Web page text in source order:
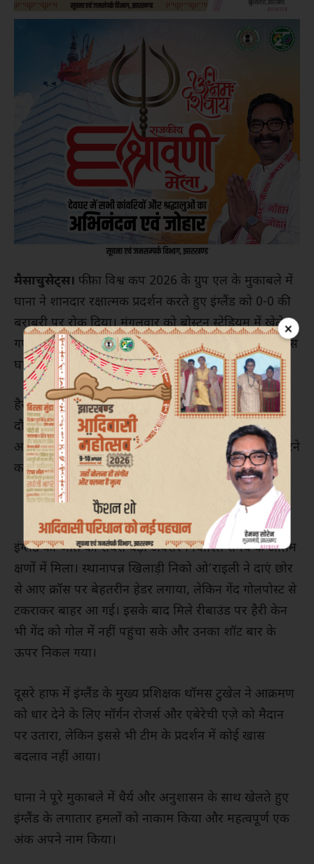
×
मैसाचुसेट्स। फीफा विश्व कप 2026 के ग्रुप एल के मुकाबले में
घाना ने शानदार रक्षात्मक प्रदर्शन करते हुए इंग्लैंड को 0-0 की
बराबरी पर रोक दिया। मंगलवार को बोस्टन स्टेडियम में खेले
गए इस मुकाबले में इंग्लैंड के स्टार खिलाड़ियों के लगातार प्रयास
घाना की मजबूत रक्षा पंक्ति के सामने बेअसर साबित हुए।
हैरी केन और जूड बेलिंगहम की अगुवाई में इंग्लैंड ने पूरे मैच के
दौरान आक्रामक खेल दिखाया, लेकिन घाना के खिलाड़ियों ने
अनुशासित और संगठित रक्षा करते हुए कोई भी स्पष्ट गोल करने
का मौका नहीं दिया।
इंग्लैंड को जीत का सबसे बड़ा अवसर निर्धारित समय के अंतिम
क्षणों में मिला। स्थानापन्न खिलाड़ी निको ओ’राइली ने दाएं छोर
से आए क्रॉस पर बेहतरीन हेडर लगाया, लेकिन गेंद गोलपोस्ट से
टकराकर बाहर आ गई। इसके बाद मिले रीबाउंड पर हैरी केन
भी गेंद को गोल में नहीं पहुंचा सके और उनका शॉट बार के
ऊपर निकल गया।
दूसरे हाफ में इंग्लैंड के मुख्य प्रशिक्षक थॉमस टुखेल ने आक्रमण
को धार देने के लिए मॉर्गन रोजर्स और एबेरेची एज़े को मैदान
पर उतारा, लेकिन इससे भी टीम के प्रदर्शन में कोई खास
बदलाव नहीं आया।
घाना ने पूरे मुकाबले में धैर्य और अनुशासन के साथ खेलते हुए
इंग्लैंड के लगातार हमलों को नाकाम किया और महत्वपूर्ण एक
अंक अपने नाम किया।